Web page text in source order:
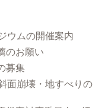
ウムの開催案内
のお願い
募集
面崩壊・地すべりの